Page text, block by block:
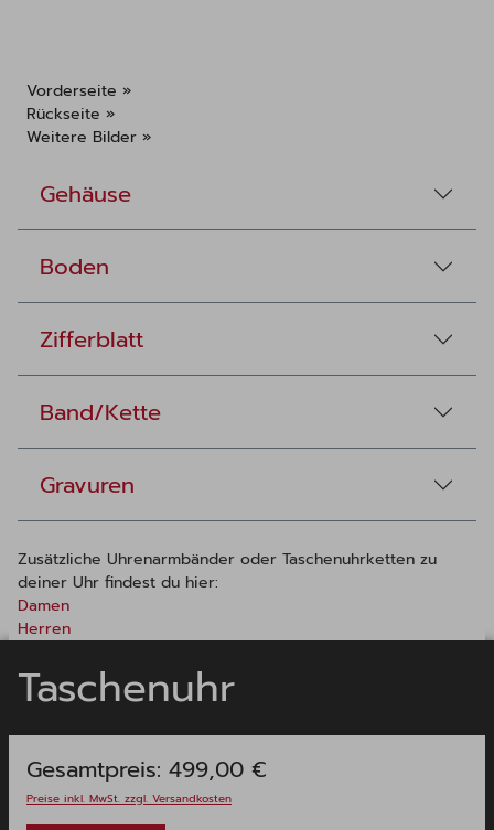
Vorderseite »
Rückseite »
Weitere Bilder »
Gehäuse
Boden
Zifferblatt
Band/Kette
Gravuren
Zusätzliche Uhrenarmbänder oder Taschenuhrketten zu
deiner Uhr findest du hier:
Damen
Herren
Taschenuhr
Gesamtpreis: 499,00 €
Preise inkl. MwSt. zzgl. Versandkosten